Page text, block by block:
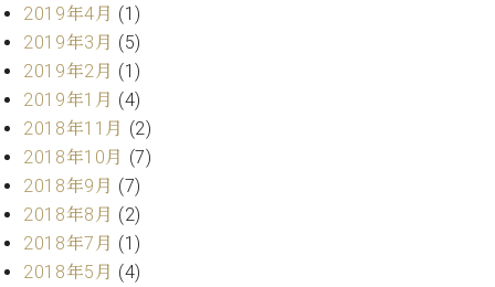
マ
ン
ト
ラ
デ
ィ
シ
ョ
ン
W.
セ
ン
タ
ー
ス
タ
フ
ご
挨
2019年4月 (1)
2019年3月 (5)
2019年2月 (1)
2019年1月 (4)
2018年11月 (2)
2018年10月 (7)
2018年9月 (7)
2018年8月 (2)
2018年7月 (1)
2018年5月 (4)